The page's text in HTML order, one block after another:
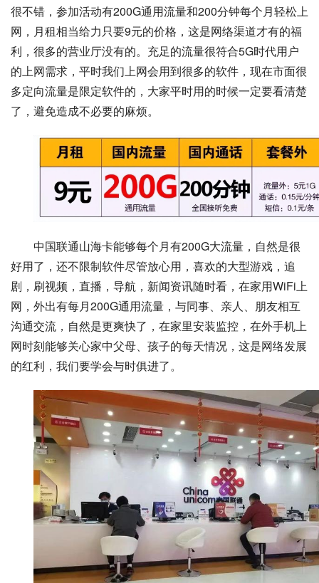
很不错，参加活动有200G通用流量和200分钟每个月轻松上
网，月租相当给力只要9元的价格，这是网络渠道才有的福
利，很多的营业厅没有的。充足的流量很符合5G时代用户
的上网需求，平时我们上网会用到很多的软件，现在市面很
多定向流量是限定软件的，大家平时用的时候一定要看清楚
了，避免造成不必要的麻烦。
中国联通山海卡能够每个月有200G大流量，自然是很
好用了，还不限制软件尽管放心用，喜欢的大型游戏，追
剧，刷视频，直播，导航，新闻资讯随时看，在家用WiFi上
网，外出有每月200G通用流量，与同事、亲人、朋友相互
沟通交流，自然是更爽快了，在家里安装监控，在外手机上
网时刻能够关心家中父母、孩子的每天情况，这是网络发展
的红利，我们要学会与时俱进了。